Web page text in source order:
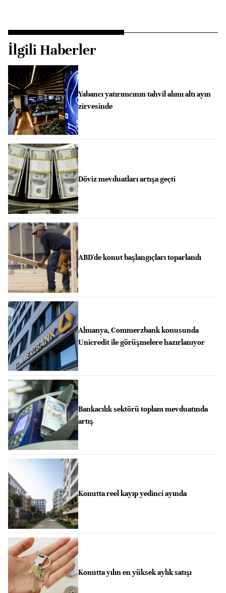
İlgili Haberler
Yabancı yatırımcının tahvil alımı altı ayın
zirvesinde
Döviz mevduatları artışa geçti
ABD'de konut başlangıçları toparlandı
Almanya, Commerzbank konusunda
Unicredit ile görüşmelere hazırlanıyor
Bankacılık sektörü toplam mevduatında
artış
Konutta reel kayıp yedinci ayında
Konutta yılın en yüksek aylık satışı